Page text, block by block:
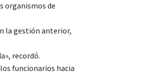
organismos de
la gestión anterior,
recordó.
funcionarios hacia